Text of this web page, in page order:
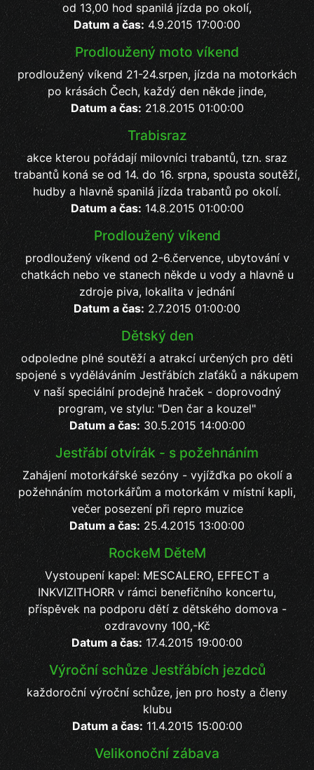
od 13,00 hod spanilá jízda po okolí,
Datum a čas: 4.9.2015 17:00:00
Prodloužený moto víkend
prodloužený víkend 21-24.srpen, jízda na motorkách
po krásách Čech, každý den někde jinde,
Datum a čas: 21.8.2015 01:00:00
Trabisraz
akce kterou pořádají milovníci trabantů, tzn. sraz
trabantů koná se od 14. do 16. srpna, spousta soutěží,
hudby a hlavně spanilá jízda trabantů po okolí.
Datum a čas: 14.8.2015 01:00:00
Prodloužený víkend
prodloužený víkend od 2-6.července, ubytování v
chatkách nebo ve stanech někde u vody a hlavně u
zdroje piva, lokalita v jednání
Datum a čas: 2.7.2015 01:00:00
Dětský den
odpoledne plné soutěží a atrakcí určených pro děti
spojené s vyděláváním Jestřábích zlaťáků a nákupem
v naší speciální prodejně hraček - doprovodný
program, ve stylu: "Den čar a kouzel"
Datum a čas: 30.5.2015 14:00:00
Jestřábí otvírák - s požehnáním
Zahájení motorkářské sezóny - vyjížďka po okolí a
požehnáním motorkářům a motorkám v místní kapli,
večer posezení při repro muzice
Datum a čas: 25.4.2015 13:00:00
RockeM DěteM
Vystoupení kapel: MESCALERO, EFFECT a
INKVIZITHORR v rámci benefičního koncertu,
příspěvek na podporu dětí z dětského domova -
ozdravovny 100,-Kč
Datum a čas: 17.4.2015 19:00:00
Výroční schůze Jestřábích jezdců
každoroční výroční schůze, jen pro hosty a členy
klubu
Datum a čas: 11.4.2015 15:00:00
Velikonoční zábava